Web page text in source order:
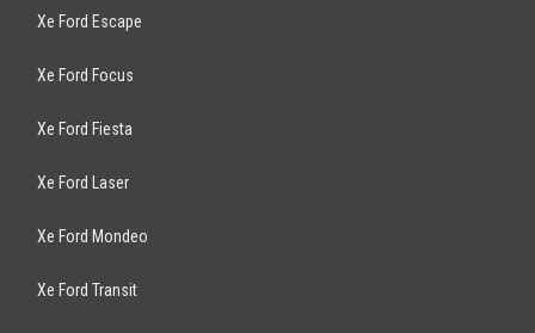
785triệu
Đã đi 32.000 km
Xe được trang bị nội ngoại thất chuẩn, ghế bọc da, - gương kính chỉnh